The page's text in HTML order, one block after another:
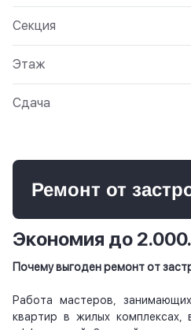
Секция
Этаж
Сдача
Ремонт от
Экономия до
Почему выгоден ремонт от
Работа мастеров,
квартир в жилых комплексах,